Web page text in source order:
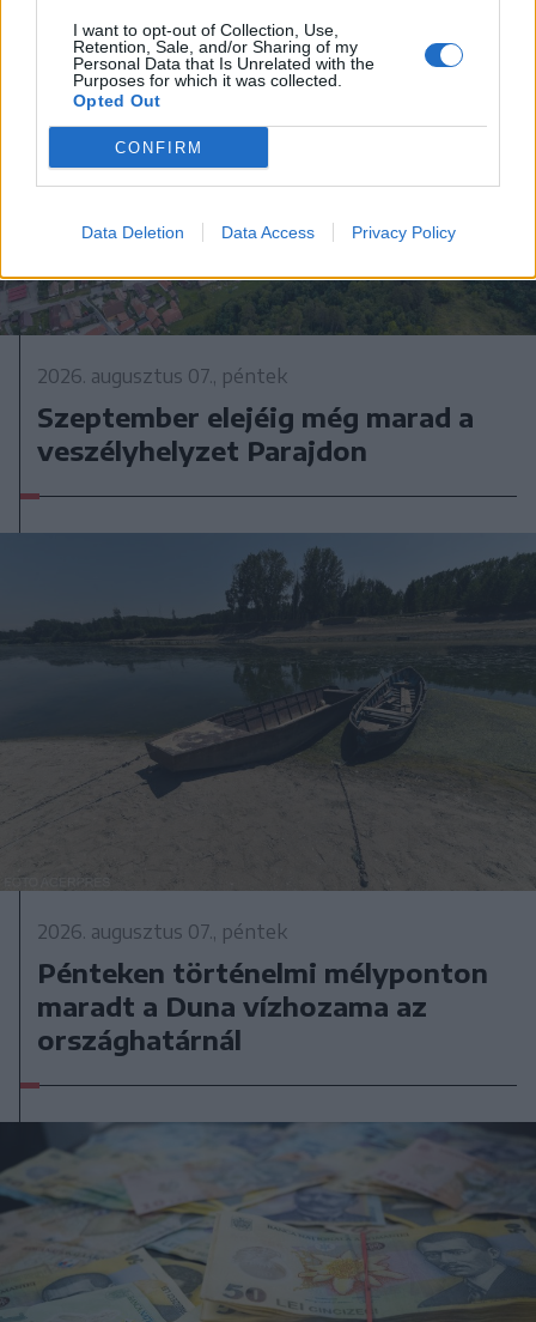
I want to opt-out of Collection, Use,
Retention, Sale, and/or Sharing of my
Personal Data that Is Unrelated with the
Purposes for which it was collected.
Opted Out
CONFIRM
Data Deletion Data Access Privacy Policy
2026. augusztus 07., péntek
Szeptember elejéig még marad a
veszélyhelyzet Parajdon
2026. augusztus 07., péntek
Pénteken történelmi mélyponton
maradt a Duna vízhozama az
országhatárnál